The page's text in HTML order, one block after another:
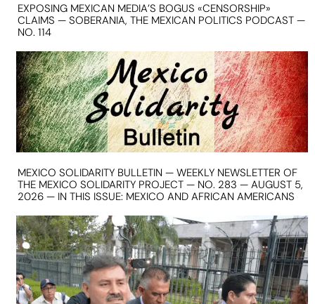
EXPOSING MEXICAN MEDIA’S BOGUS «CENSORSHIP»
CLAIMS — SOBERANIA, THE MEXICAN POLITICS PODCAST —
NO. 114
MEXICO SOLIDARITY BULLETIN — WEEKLY NEWSLETTER OF
THE MEXICO SOLIDARITY PROJECT — NO. 283 — AUGUST 5,
2026 — IN THIS ISSUE: MEXICO AND AFRICAN AMERICANS